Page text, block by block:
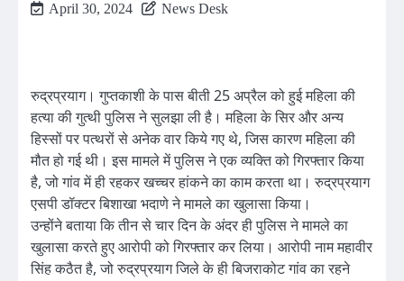
April 30, 2024 News Desk
रुद्रप्रयाग। गुप्तकाशी के पास बीती 25 अप्रैल को हुई महिला की
हत्या की गुत्थी पुलिस ने सुलझा ली है। महिला के सिर और अन्य
हिस्सों पर पत्थरों से अनेक वार किये गए थे, जिस कारण महिला की
मौत हो गई थी। इस मामले में पुलिस ने एक व्यक्ति को गिरफ्तार किया
है, जो गांव में ही रहकर खच्चर हांकने का काम करता था। रुद्रप्रयाग
एसपी डॉक्टर बिशाखा भदाणे ने मामले का खुलासा किया।
उन्होंने बताया कि तीन से चार दिन के अंदर ही पुलिस ने मामले का
खुलासा करते हुए आरोपी को गिरफ्तार कर लिया। आरोपी नाम महावीर
सिंह कठैत है, जो रुद्रप्रयाग जिले के ही बिजराकोट गांव का रहने